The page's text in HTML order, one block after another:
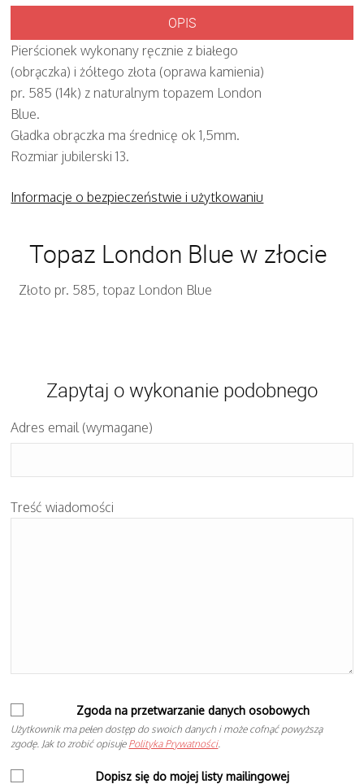
OPIS
Pierścionek wykonany ręcznie z białego
(obrączka) i żółtego złota (oprawa kamienia)
pr. 585 (14k) z naturalnym topazem London
Blue.
Gładka obrączka ma średnicę ok 1,5mm.
Rozmiar jubilerski 13.
Informacje o bezpieczeństwie i użytkowaniu
Topaz London Blue w złocie
Złoto pr. 585, topaz London Blue
Zapytaj o wykonanie podobnego
Adres email (wymagane)
Treść wiadomości
Zgoda na przetwarzanie danych osobowych
Użytkownik ma pełen dostęp do swoich danych i może cofnąć powyższą
zgodę. Jak to zrobić opisuje Polityka Prywatności.
Dopisz się do mojej listy mailingowej